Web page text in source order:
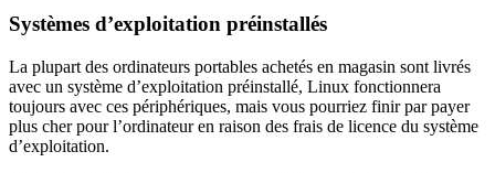
Systèmes d’exploitation préinstallés
La plupart des ordinateurs portables achetés en magasin sont livrés
avec un système d’exploitation préinstallé, Linux fonctionnera
toujours avec ces périphériques, mais vous pourriez finir par payer
plus cher pour l’ordinateur en raison des frais de licence du système
d’exploitation.